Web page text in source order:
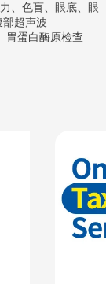
、色盲、眼底、眼
超声波
胃蛋白酶原检查